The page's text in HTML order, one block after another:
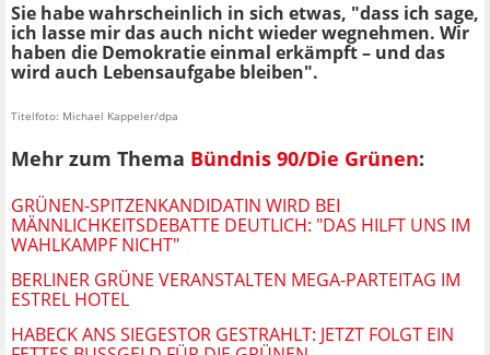
Sie habe wahrscheinlich in sich etwas, "dass ich sage,
ich lasse mir das auch nicht wieder wegnehmen. Wir
haben die Demokratie einmal erkämpft – und das
wird auch Lebensaufgabe bleiben".
Titelfoto: Michael Kappeler/dpa
Mehr zum Thema Bündnis 90/Die Grünen:
GRÜNEN-SPITZENKANDIDATIN WIRD BEI
MÄNNLICHKEITSDEBATTE DEUTLICH: "DAS HILFT UNS IM
WAHLKAMPF NICHT"
BERLINER GRÜNE VERANSTALTEN MEGA-PARTEITAG IM
ESTREL HOTEL
HABECK ANS SIEGESTOR GESTRAHLT: JETZT FOLGT EIN